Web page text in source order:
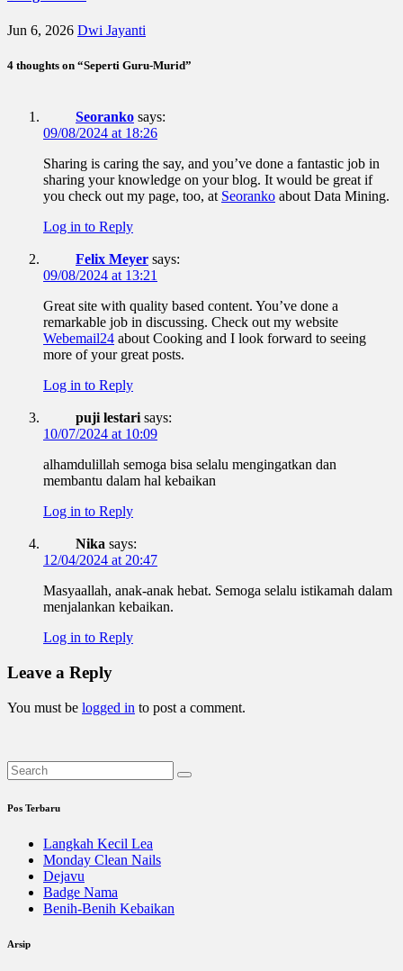
Jun 6, 2026 Dwi Jayanti
4 thoughts on “Seperti Guru-Murid”
Seoranko says:
09/08/2024 at 18:26
Sharing is caring the say, and you’ve done a fantastic job in
sharing your knowledge on your blog. It would be great if
you check out my page, too, at Seoranko about Data Mining.
Log in to Reply
Felix Meyer says:
09/08/2024 at 13:21
Great site with quality based content. You’ve done a
remarkable job in discussing. Check out my website
Webemail24 about Cooking and I look forward to seeing
more of your great posts.
Log in to Reply
puji lestari says:
10/07/2024 at 10:09
alhamdulillah semoga bisa selalu mengingatkan dan
membantu dalam hal kebaikan
Log in to Reply
Nika says:
12/04/2024 at 20:47
Masyaallah, anak-anak hebat. Semoga selalu istikamah dalam
menjalankan kebaikan.
Log in to Reply
Leave a Reply
You must be logged in to post a comment.
Pos Terbaru
Langkah Kecil Lea
Monday Clean Nails
Dejavu
Badge Nama
Benih-Benih Kebaikan
Arsip